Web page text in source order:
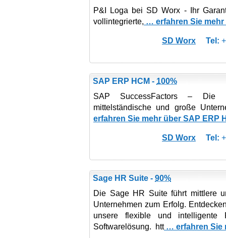
P&I Loga bei SD Worx - Ihr
vollintegrierte, … erfahren Sie mehr
SD Worx Tel:
SAP ERP HCM - 100%
SAP SuccessFactors – Die
mittelständische und große
erfahren Sie mehr über SAP ERP
SD Worx Tel:
Sage HR Suite - 90%
Die Sage HR Suite führt mittlere
Unternehmen zum Erfolg.
unsere flexible und intelligente
Softwarelösung. htt… erfahren Sie